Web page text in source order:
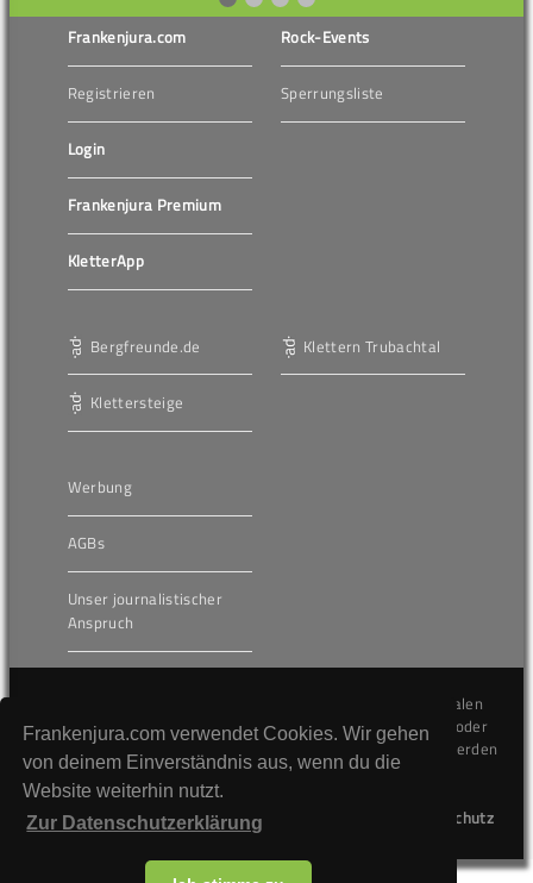
Frankenjura.com verwendet Cookies. Wir gehen
von deinem Einverständnis aus, wenn du die
Website weiterhin nutzt.
Zur Datenschutzerklärung
Frankenjura.com
Registrieren
Login
Frankenjura Premium
KletterApp
Rock-Events
Sperrungsliste
Bergfreunde.de
Klettersteige
Klettern Trubachtal
Werbung
AGBs
Unser journalistischer
Anspruch
Die hier veröffentlichten Inhalte unterliegen dem internationalen
Urheberrecht (Copyright) und dürfen nicht kopiert, verändert oder
unverändert wiederveröffentlicht werden. Gegen Verstöße werden
wir auf juristischem Wege vorgehen.
Kontakt
Datenschutz